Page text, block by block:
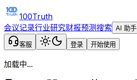
100Truth
会议记录行业研究财报预测搜索 AI 助手
客服 登录 开始使用
加载中...